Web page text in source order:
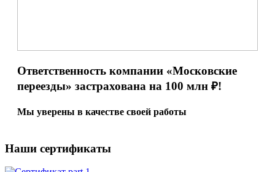
Ответственность компании «Московские
переезды» застрахована на 100 млн ₽!
Мы уверены в качестве своей работы
Наши сертификаты